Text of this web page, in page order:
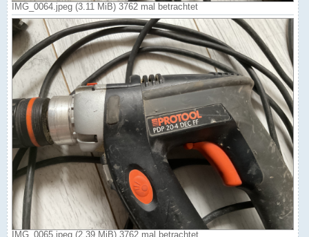
IMG_0064.jpeg (3.11 MiB) 3762 mal betrachtet
IMG_0065.jpeg (2.39 MiB) 3762 mal betrachtet